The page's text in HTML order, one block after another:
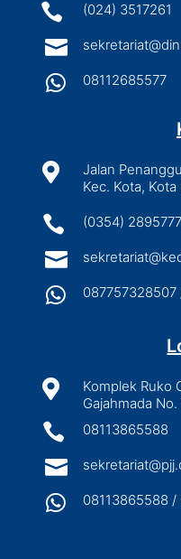
 (024) 3517261

 08112685577

Jalan
Kec. Kota, Kota
 (0354)



Komplek Ruko
Gajahmada
 08113865588

 08113865588